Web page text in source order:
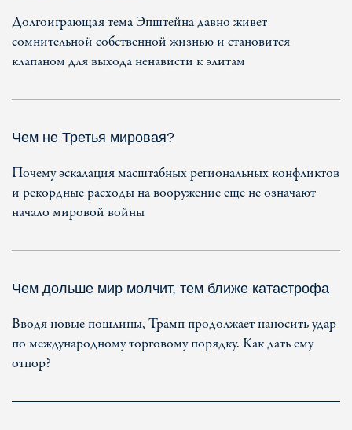
Долгоиграющая тема Эпштейна давно живет
сомнительной собственной жизнью и становится
клапаном для выхода ненависти к элитам
Чем не Третья мировая?
Почему эскалация масштабных региональных конфликтов
и рекордные расходы на вооружение еще не означают
начало мировой войны
Чем дольше мир молчит, тем ближе катастрофа
Вводя новые пошлины, Трамп продолжает наносить удар
по международному торговому порядку. Как дать ему
отпор?